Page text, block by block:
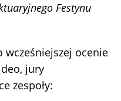
Festynu
wcześniejszej ocenie
jury
zespoły: